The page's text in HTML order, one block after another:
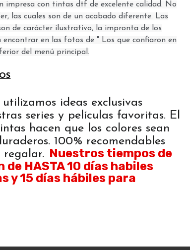
impresa con tintas dtf de excelente calidad. No
las cuales son de un acabado diferente. Las
de carácter ilustrativo, la impronta de los
encontrar en las fotos de " Los que confiaron en
del menú principal.
ideas exclusivas
series y películas favoritas. El
hacen que los colores sean
100% recomendables
regalar. Nuestros tiempos de
HASTA 10 días habiles
y 15 días hábiles para